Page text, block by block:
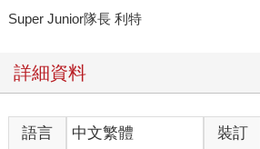
Super Junior隊長 利特
詳細資料
語言 中文繁體
裝訂